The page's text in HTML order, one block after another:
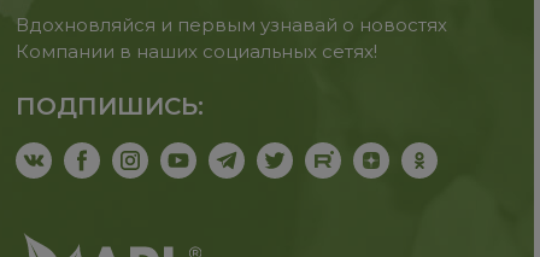
Вдохновляйся и первым узнавай о новостях
Компании в наших социальных сетях!
ПОДПИШИСЬ: